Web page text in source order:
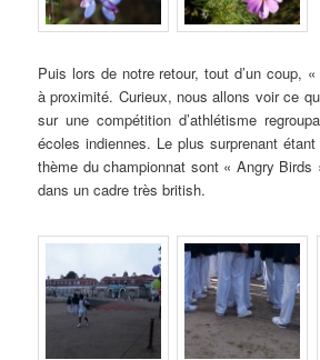
Puis lors de notre retour, tout d’un coup,
à proximité. Curieux, nous allons voir ce
sur une compétition d’athlétisme
écoles indiennes. Le plus surprenant
thème du championnat sont « Angry
dans un cadre très british.